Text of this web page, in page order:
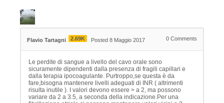
Flavio Tartagni 2.69K Posted 8 Maggio 2017 0 Comments
Le perdite di sangue a livello del cavo orale sono
sicuramente dipendenti dalla presenza di fragili capillari e
dalla terapia ipocoagulante. Purtroppo,se questa è da
fare,bisogna mantenere livelli adeguati di INR ( altrimenti
risulta inutile ). I valori devono essere > a 2, ma possono
variare da 2 a 3.5, a seconda della indicazione.Per una